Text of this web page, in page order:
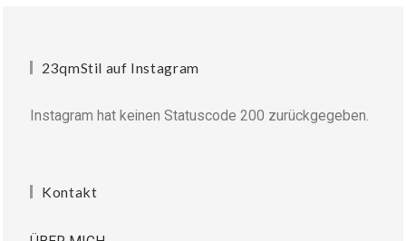
23qmStil auf Instagram
Instagram hat keinen Statuscode 200 zurückgegeben.
Kontakt